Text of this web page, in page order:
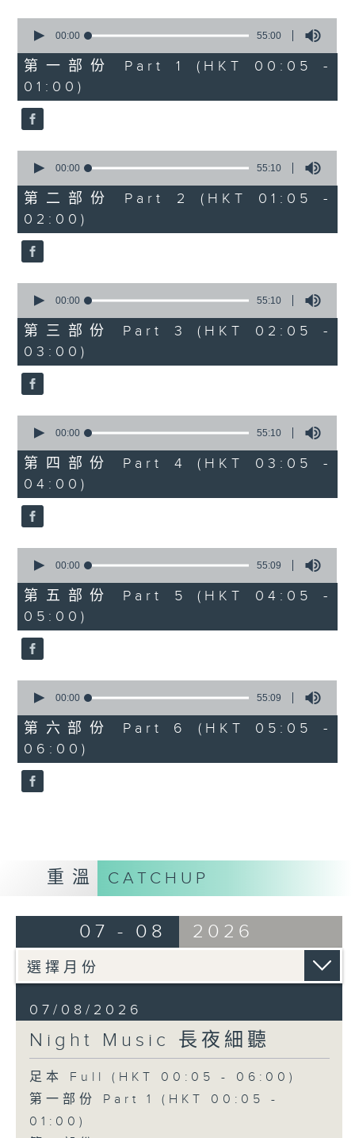
seconds
55
minutes,
0
seconds
00:00 55:00
第一部份 Part 1 (HKT 00:05 -
01:00)
seconds
55
minutes,
10
seconds
00:00 55:10
第二部份 Part 2 (HKT 01:05 -
02:00)
seconds
55
minutes,
10
seconds
00:00 55:10
第三部份 Part 3 (HKT 02:05 -
03:00)
seconds
55
minutes,
10
seconds
00:00 55:10
第四部份 Part 4 (HKT 03:05 -
04:00)
seconds
55
minutes,
9
seconds
00:00 55:09
第五部份 Part 5 (HKT 04:05 -
05:00)
seconds
55
minutes,
9
seconds
00:00 55:09
第六部份 Part 6 (HKT 05:05 -
06:00)
重溫 CATCHUP
07 - 08 2026
07/08/2026
Night Music 長夜細聽
足本 Full (HKT 00:05 - 06:00)
第一部份 Part 1 (HKT 00:05 -
01:00)